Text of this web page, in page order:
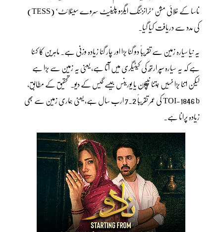
ناسا کے خلائی مشن ’ٹرانزٹنگ ایگزو پلینیٹ سروے سیٹلائٹ‘ (TESS)
کی مدد سے دریافت کیا گیا۔
یہ نیا سیارہ زمین سے تقریباً دو گنا بڑا اور چار گنا زیادہ وزنی ہے۔ ماہرین کا کہنا
ہے کہ یہ سیارہ سپر ارتھ کی کیٹیگری میں آتا ہے، یعنی یہ زمین سے بڑا ہے
لیکن اتنا بڑا نہیں جتنا نیپچون یا یورینس جیسے گیس کے دیو۔ تحقیق کے مطابق،
TOI-1846 b کی عمر تقریباً 7.2 ارب سال ہے، یعنی ہماری زمین سے بھی
زیادہ پرانا ہے۔